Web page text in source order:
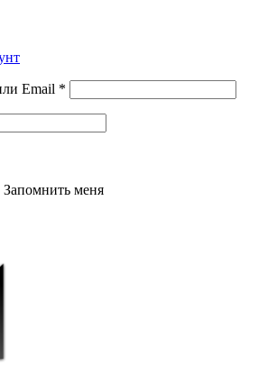
Email *
Запомнить меня